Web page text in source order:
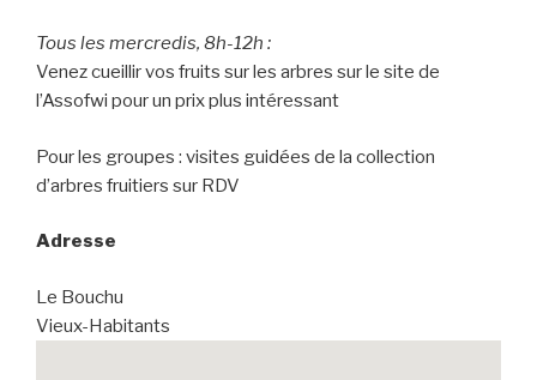
Tous les mercredis, 8h-12h :
Venez cueillir vos fruits sur les arbres sur le site de
l’Assofwi pour un prix plus intéressant
Pour les groupes : visites guidées de la collection
d’arbres fruitiers sur RDV
Adresse
Le Bouchu
Vieux-Habitants